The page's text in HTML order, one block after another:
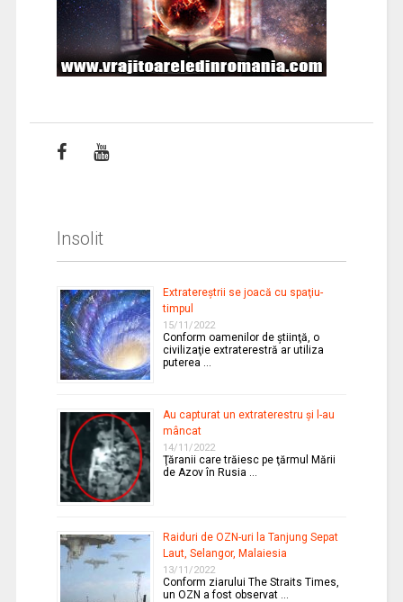
Insolit
Extratereştrii se joacă cu spaţiu-
timpul
15/11/2022
Conform oamenilor de ştiinţă, o
civilizaţie extraterestră ar utiliza
puterea …
Au capturat un extraterestru şi l-au
mâncat
14/11/2022
Ţăranii care trăiesc pe ţărmul Mării
de Azov în Rusia …
Raiduri de OZN-uri la Tanjung Sepat
Laut, Selangor, Malaiesia
13/11/2022
Conform ziarului The Straits Times,
un OZN a fost observat …